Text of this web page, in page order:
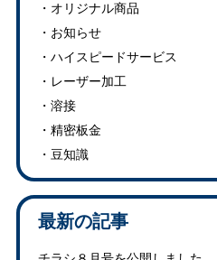
オリジナル商品
お知らせ
ハイスピードサービス
レーザー加工
溶接
精密板金
豆知識
最新の記事